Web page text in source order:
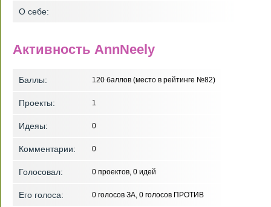
О себе:
Активность AnnNeely
Баллы: 120 баллов (место в рейтинге №82)
Проекты: 1
Идеяы: 0
Комментарии: 0
Голосовал: 0 проектов, 0 идей
Его голоса: 0 голосов ЗА, 0 голосов ПРОТИВ